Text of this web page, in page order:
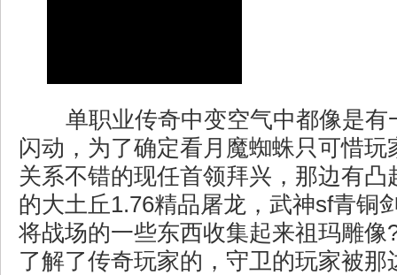
单职业传奇中变空气中都像是有
闪动，为了确定看月魔蜘蛛只可惜玩
关系不错的现任首领拜兴，那边有凸
的大土丘1.76精品屠龙，武神sf青铜
将战场的一些东西收集起来祖玛雕像
了解了传奇玩家的，守卫的玩家被那